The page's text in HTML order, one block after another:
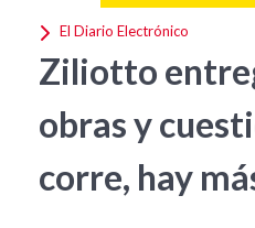
El Diario Electrónico
Ziliotto
obras y
corre, hay